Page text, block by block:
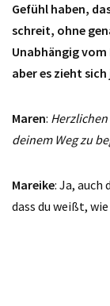
Gefühl haben,
schreit, ohne
Unabhängig vom
aber es zieht
Maren:
deinem Weg zu
Mareike: Ja,
dass du weißt,